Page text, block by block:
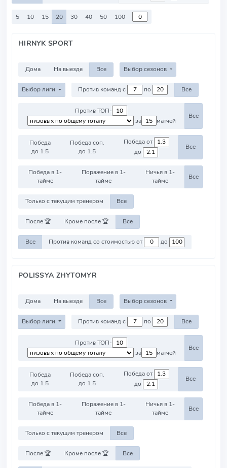
5 10 15 20 30 40 50 100
HIRNYK SPORT
Дома На выезде Все Выбор сезонов
Выбор лиги Против команд с по Все
Против ТОП-
за
матчей
Все
Победа
до 1.5
Победа соп.
до 1.5
Победа от
до
Все
Победа в 1-
тайме
Поражение в 1-
тайме
Ничья в 1-
тайме
Все
Только с текущим тренером Все
После 🏆 Кроме после 🏆 Все
Все Против команд со стоимостью от до
POLISSYA ZHYTOMYR
Дома На выезде Все Выбор сезонов
Выбор лиги Против команд с по Все
Против ТОП-
за
матчей
Все
Победа
до 1.5
Победа соп.
до 1.5
Победа от
до
Все
Победа в 1-
тайме
Поражение в 1-
тайме
Ничья в 1-
тайме
Все
Только с текущим тренером Все
После 🏆 Кроме после 🏆 Все